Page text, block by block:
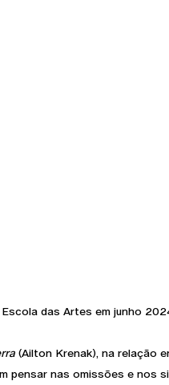
das Artes em junho
(Ailton Krenak), na relação
pensar nas omissões e nos